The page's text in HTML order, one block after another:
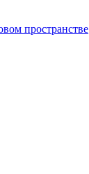
пространстве